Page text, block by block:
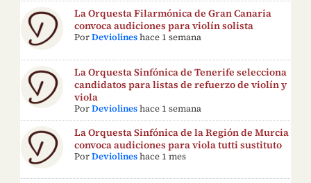
La Orquesta Filarmónica de Gran Canaria
convoca audiciones para violín solista
PorDeviolines hace 1 semana
La Orquesta Sinfónica de Tenerife selecciona
candidatos para listas de refuerzo de violín y
viola
PorDeviolines hace 1 semana
La Orquesta Sinfónica de la Región de Murcia
convoca audiciones para viola tutti sustituto
PorDeviolines hace 1 mes